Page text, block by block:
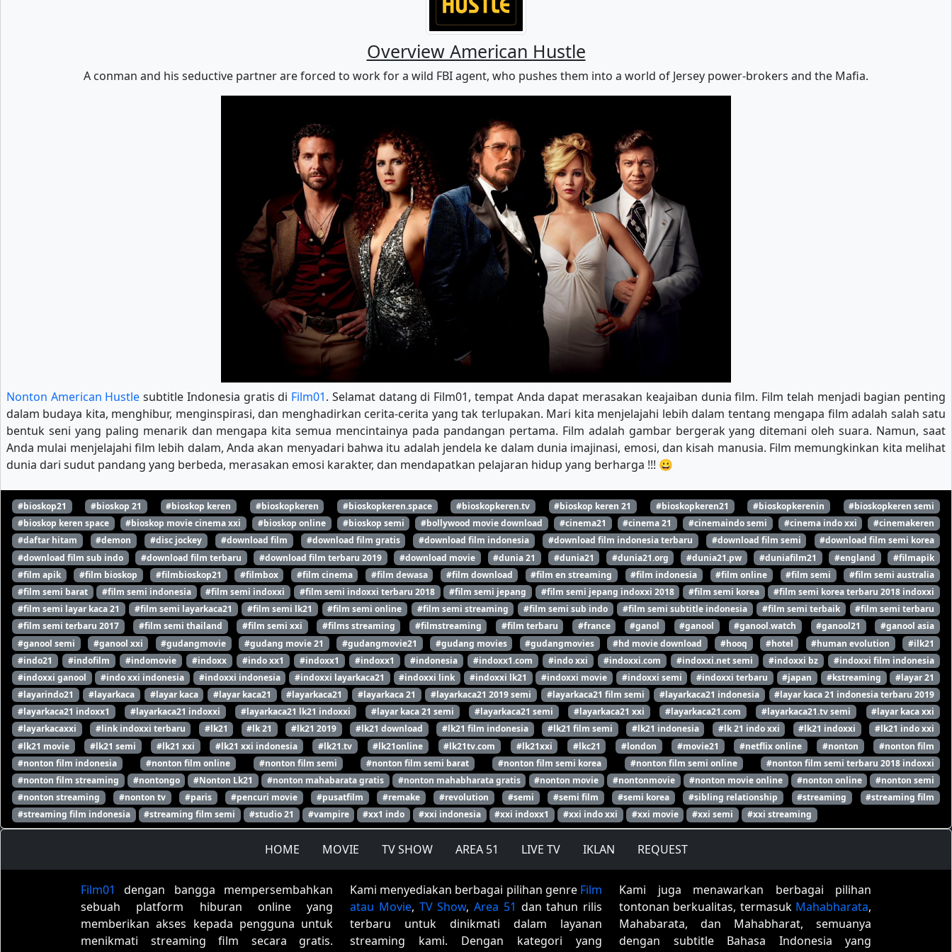
Overview American Hustle
A conman and his seductive partner are forced to work for a wild FBI agent, who pushes them into a world of Jersey power-brokers and the Mafia.
Nonton American Hustle subtitle Indonesia gratis di Film01. Selamat datang di Film01, tempat Anda dapat merasakan keajaiban dunia film. Film telah menjadi bagian penting
dalam budaya kita, menghibur, menginspirasi, dan menghadirkan cerita-cerita yang tak terlupakan. Mari kita menjelajahi lebih dalam tentang mengapa film adalah salah satu
bentuk seni yang paling menarik dan mengapa kita semua mencintainya pada pandangan pertama. Film adalah gambar bergerak yang ditemani oleh suara. Namun, saat
Anda mulai menjelajahi film lebih dalam, Anda akan menyadari bahwa itu adalah jendela ke dalam dunia imajinasi, emosi, dan kisah manusia. Film memungkinkan kita melihat
dunia dari sudut pandang yang berbeda, merasakan emosi karakter, dan mendapatkan pelajaran hidup yang berharga !!! 😀
#bioskop21 #bioskop 21 #bioskop keren #bioskopkeren #bioskopkeren.space #bioskopkeren.tv #bioskop keren 21 #bioskopkeren21 #bioskopkerenin
#bioskopkeren semi
#bioskop keren space
#bioskop movie cinema xxi #bioskop online #bioskop semi #bollywood movie download #cinema21 #cinema 21 #cinemaindo semi #cinema indo xxi
#cinemakeren
#daftar hitam
#demon #disc jockey #download film #download film gratis #download film indonesia #download film indonesia terbaru #download film semi
#download film semi korea
#download film sub indo
#download film terbaru #download film terbaru 2019 #download movie #dunia 21 #dunia21 #dunia21.org #dunia21.pw #duniafilm21 #england
#filmapik
#film apik
#film bioskop #filmbioskop21 #filmbox #film cinema #film dewasa #film download #film en streaming #film indonesia #film online #film semi
#film semi australia
#film semi barat
#film semi indonesia #film semi indoxxi #film semi indoxxi terbaru 2018 #film semi jepang #film semi jepang indoxxi 2018 #film semi korea
#film semi korea terbaru 2018 indoxxi
#film semi layar kaca 21
#film semi layarkaca21 #film semi lk21 #film semi online #film semi streaming #film semi sub indo #film semi subtitle indonesia #film semi terbaik
#film semi terbaru
#film semi terbaru 2017
#film semi thailand #film semi xxi #films streaming #filmstreaming #film terbaru #france #ganol #ganool #ganool.watch #ganool21
#ganool asia
#ganool semi
#ganool xxi #gudangmovie #gudang movie 21 #gudangmovie21 #gudang movies #gudangmovies #hd movie download #hooq #hotel #human evolution
#ilk21
#indo21
#indofilm #indomovie #indoxx #indo xx1 #indoxx1 #indoxx1 #indonesia #indoxx1.com #indo xxi #indoxxi.com #indoxxi.net semi #indoxxi bz
#indoxxi film indonesia
#indoxxi ganool
#indo xxi indonesia #indoxxi indonesia #indoxxi layarkaca21 #indoxxi link #indoxxi lk21 #indoxxi movie #indoxxi semi #indoxxi terbaru #japan #kstreaming
#layar 21
#layarindo21
#layarkaca #layar kaca #layar kaca21 #layarkaca21 #layarkaca 21 #layarkaca21 2019 semi #layarkaca21 film semi #layarkaca21 indonesia
#layar kaca 21 indonesia terbaru 2019
#layarkaca21 indoxx1
#layarkaca21 indoxxi #layarkaca21 lk21 indoxxi #layar kaca 21 semi #layarkaca21 semi #layarkaca21 xxi #layarkaca21.com #layarkaca21.tv semi
#layar kaca xxi
#layarkacaxxi
#link indoxxi terbaru #lk21 #lk 21 #lk21 2019 #lk21 download #lk21 film indonesia #lk21 film semi #lk21 indonesia #lk 21 indo xxi #lk21 indoxxi
#lk21 indo xxi
#lk21 movie
#lk21 semi #lk21 xxi #lk21 xxi indonesia #lk21.tv #lk21online #lk21tv.com #lk21xxi #lkc21 #london #movie21 #netflix online #nonton
#nonton film
#nonton film indonesia
#nonton film online #nonton film semi #nonton film semi barat #nonton film semi korea #nonton film semi online
#nonton film semi terbaru 2018 indoxxi
#nonton film streaming
#nontongo #Nonton Lk21 #nonton mahabarata gratis #nonton mahabharata gratis #nonton movie #nontonmovie #nonton movie online #nonton online
#nonton semi
#nonton streaming
#nonton tv #paris #pencuri movie #pusatfilm #remake #revolution #semi #semi film #semi korea #sibling relationship #streaming
#streaming film
#streaming film indonesia
#streaming film semi #studio 21 #vampire #xx1 indo #xxi indonesia #xxi indoxx1 #xxi indo xxi #xxi movie #xxi semi #xxi streaming
HOME MOVIE TV SHOW AREA 51 LIVE TV IKLAN REQUEST
Film01
dengan bangga mempersembahkan
sebuah platform hiburan online yang
memberikan akses kepada pengguna untuk
menikmati streaming film secara gratis.
Kami menyediakan berbagai pilihan genre Film
atau Movie, TV Show, Area 51 dan tahun rilis
terbaru untuk dinikmati dalam layanan
streaming kami. Dengan kategori yang
Kami juga menawarkan berbagai pilihan
tontonan berkualitas, termasuk Mahabharata,
Mahabarata, dan Mahabharat, semuanya
dengan subtitle Bahasa Indonesia yang